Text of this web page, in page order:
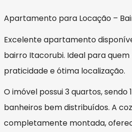
Apartamento para Locação –
Excelente apartamento
bairro Itacorubi. Ideal para
praticidade e ótima localização.
O imóvel possui 3 quartos, sendo
banheiros bem distribuídos. A
completamente montada,